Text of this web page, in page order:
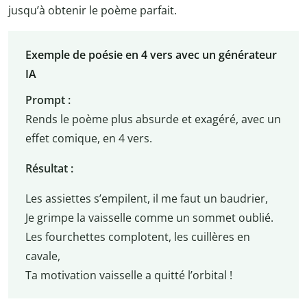
jusqu’à obtenir le poème parfait.
Exemple de poésie en 4 vers avec un générateur
IA
Prompt :
Rends le poème plus absurde et exagéré, avec un
effet comique, en 4 vers.
Résultat :
Les assiettes s’empilent, il me faut un baudrier,
Je grimpe la vaisselle comme un sommet oublié.
Les fourchettes complotent, les cuillères en
cavale,
Ta motivation vaisselle a quitté l’orbital !